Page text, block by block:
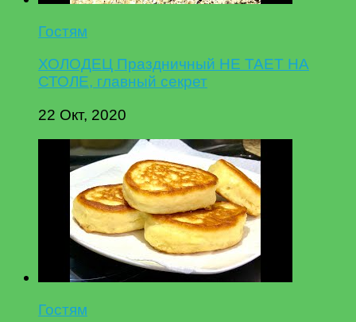
Гостям
ХОЛОДЕЦ Праздничный НЕ ТАЕТ НА
СТОЛЕ, главный секрет
22 Окт, 2020
Гостям